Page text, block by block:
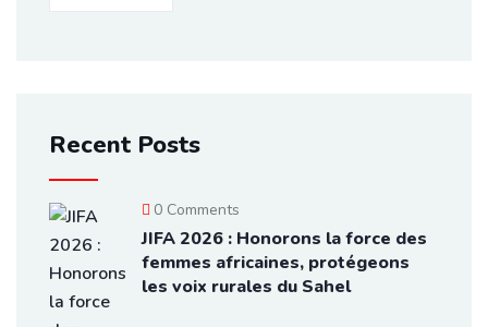
Recent Posts
0 Comments
JIFA 2026 : Honorons la force des
femmes africaines, protégeons
les voix rurales du Sahel